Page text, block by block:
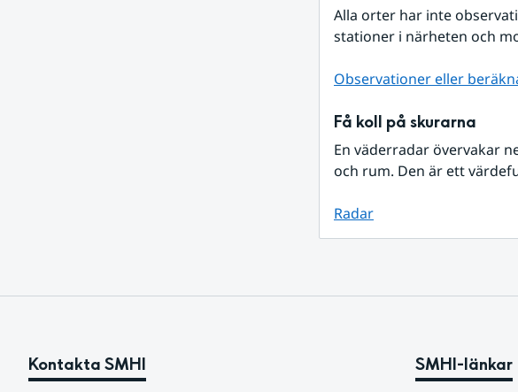
Alla orter har inte
stationer i närheten och
Observationer eller
Få koll på skurarna
En väderradar övervakar
och rum. Den är ett
Radar
Kontakta SMHI SMHI-länkar